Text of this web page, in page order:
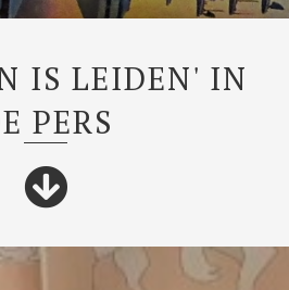
IS LEIDEN' IN
PERS